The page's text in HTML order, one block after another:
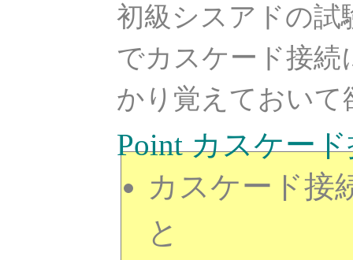
初級シスアドの試
でカスケード接
かり覚えておいて
Point カスケー
カスケード接
と